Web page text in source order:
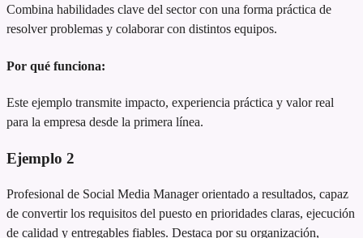
Combina habilidades clave del sector con una forma práctica de
resolver problemas y colaborar con distintos equipos.
Por qué funciona:
Este ejemplo transmite impacto, experiencia práctica y valor real
para la empresa desde la primera línea.
Ejemplo 2
Profesional de Social Media Manager orientado a resultados, capaz
de convertir los requisitos del puesto en prioridades claras, ejecución
de calidad y entregables fiables. Destaca por su organización,